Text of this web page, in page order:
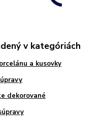
v kategóriách
a kusovky
dekorované